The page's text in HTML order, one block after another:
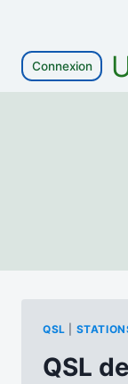
Connexion
QSL
QSL